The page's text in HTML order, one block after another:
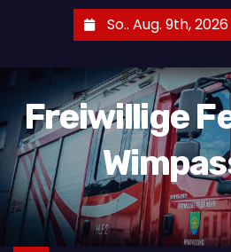
h
l
So.. Aug. 9th, 2026
Freiwillige